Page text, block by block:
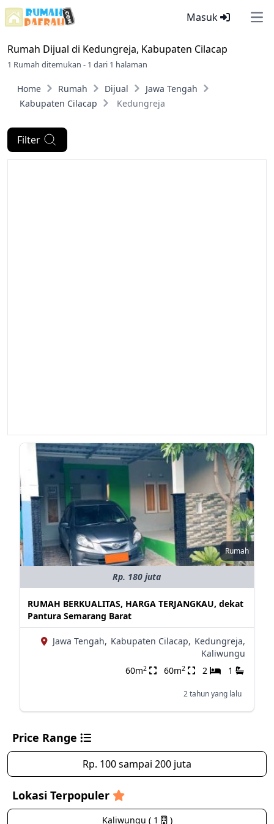
Masuk
Rumah Dijual di Kedungreja, Kabupaten Cilacap
1 Rumah ditemukan - 1 dari 1 halaman
Home Rumah Dijual
Jawa Tengah
Kabupaten Cilacap
Kedungreja
Filter
Rumah
Rp. 180 juta
RUMAH BERKUALITAS, HARGA TERJANGKAU, dekat
Pantura Semarang Barat
Jawa Tengah, Kabupaten Cilacap, Kedungreja,
Kaliwungu
60m2 60m2 2 1
2 tahun yang lalu
Price Range
Rp. 100 sampai 200 juta
Lokasi Terpopuler
Kaliwungu ( 1 )